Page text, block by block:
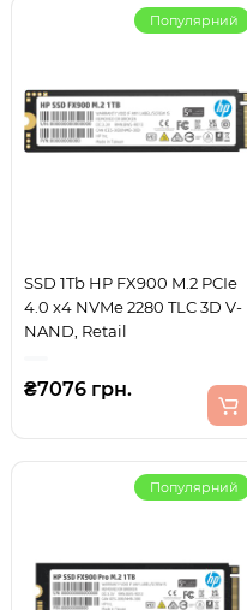
Популярний
SSD 1Tb HP FX900 M.2 PCIe
4.0 x4 NVMe 2280 TLC 3D V-
NAND, Retail
₴7076 грн.
Популярний